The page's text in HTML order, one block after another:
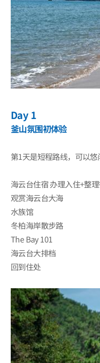
Day 1
釜山氛围初体验
第1天是短程路线，可以
海云台住宿 办理入住+整
观赏海云台大海
水族馆
冬柏海岸散步路
The Bay 101
海云台大排档
回到住处